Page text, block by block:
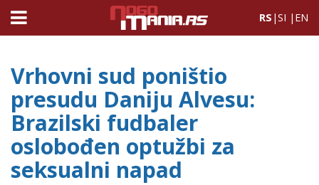
RS |SI | EN
Vrhovni sud poništio
presudu Daniju Alvesu:
Brazilski fudbaler
oslobođen optužbi za
seksualni napad